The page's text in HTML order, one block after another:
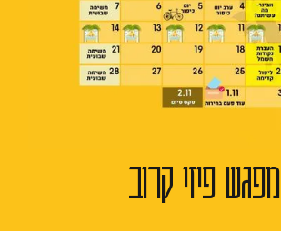
מפגש פיזי קרוב